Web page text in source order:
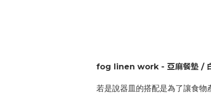
fog linen work - 亞麻餐墊 / 白
若是說器皿的搭配是為了讓食